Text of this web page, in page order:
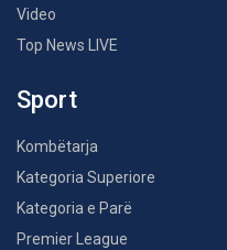
Video
Top News LIVE
Sport
Kombëtarja
Kategoria Superiore
Kategoria e Parë
Premier League